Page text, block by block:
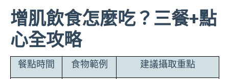
增肌飲食怎麼吃？三餐+點
心全攻略
餐點時間 食物範例 建議攝取重點